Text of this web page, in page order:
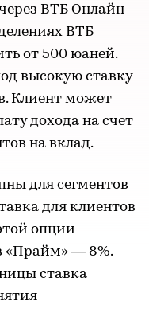
ВТБ Онлайн
ВТБ
от 500 юаней.
высокую ставку
Клиент может
дохода на счет
на вклад.
для сегментов
для клиентов
опции
«Прайм» — 8%.
ставка